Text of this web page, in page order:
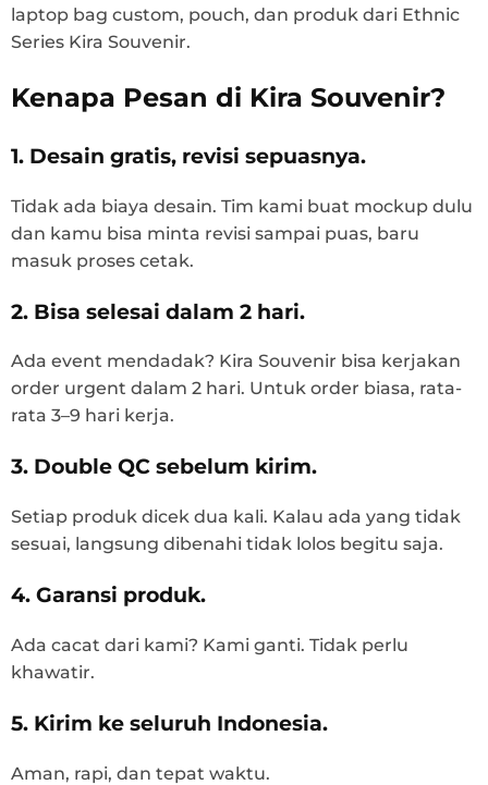
laptop bag custom, pouch, dan produk dari Ethnic
Series Kira Souvenir.
Kenapa Pesan di Kira Souvenir?
1. Desain gratis, revisi sepuasnya.
Tidak ada biaya desain. Tim kami buat mockup dulu
dan kamu bisa minta revisi sampai puas, baru
masuk proses cetak.
2. Bisa selesai dalam 2 hari.
Ada event mendadak? Kira Souvenir bisa kerjakan
order urgent dalam 2 hari. Untuk order biasa, rata-
rata 3–9 hari kerja.
3. Double QC sebelum kirim.
Setiap produk dicek dua kali. Kalau ada yang tidak
sesuai, langsung dibenahi tidak lolos begitu saja.
4. Garansi produk.
Ada cacat dari kami? Kami ganti. Tidak perlu
khawatir.
5. Kirim ke seluruh Indonesia.
Aman, rapi, dan tepat waktu.